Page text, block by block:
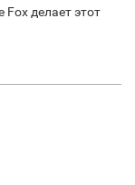
Fox делает этот